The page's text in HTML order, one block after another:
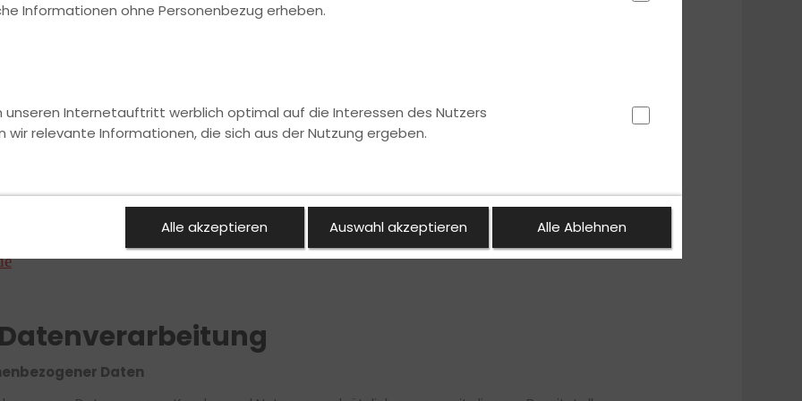
Meyer und Marcus Kleinkes
Daten
Informationen ohne Personenbezug erheben.
unseren Internetauftritt werblich optimal auf die Interessen des Nutzers
wir relevante Informationen, die sich aus der Nutzung ergeben.
Alle akzeptieren Auswahl akzeptieren Alle Ablehnen